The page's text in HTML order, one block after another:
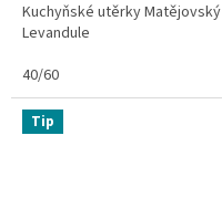
Kuchyňské utěrky Matějovský
Levandule
40/60
Tip